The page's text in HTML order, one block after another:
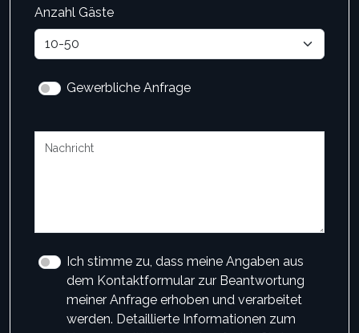
Anzahl Gäste
Gewerbliche Anfrage
Ich stimme zu, dass meine Angaben aus
dem Kontaktformular zur Beantwortung
meiner Anfrage erhoben und verarbeitet
werden. Detaillierte Informationen zum